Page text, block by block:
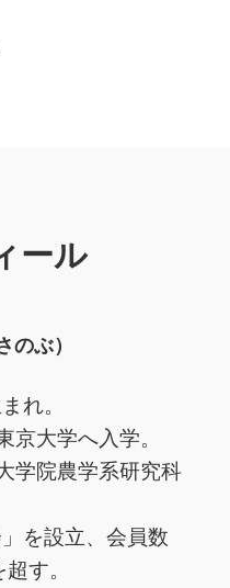
ール
のぶ）
れ。
京大学へ入学。
学院農学系研究科
を設立、会員数
す。